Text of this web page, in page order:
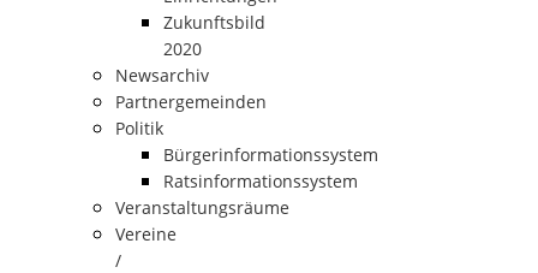
Zukunftsbild
2020
Newsarchiv
Partnergemeinden
Politik
Bürgerinformationssystem
Ratsinformationssystem
Veranstaltungsräume
Vereine
/